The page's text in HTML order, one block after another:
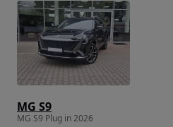
MG S9
MG S9 Plug in 2026